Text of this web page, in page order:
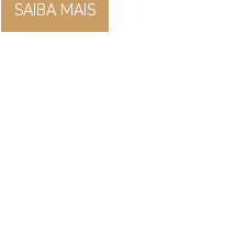
SAIBA MAIS